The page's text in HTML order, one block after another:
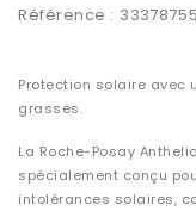
Référence :
Protection solaire avec
grasses.
La Roche-Posay
spécialement conçu
intolérances solaires,